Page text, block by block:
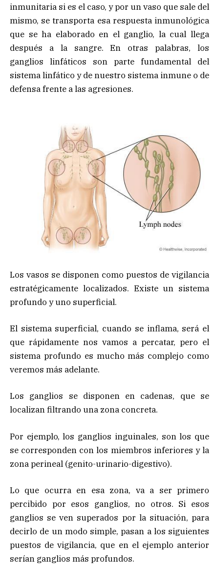
inmunitaria si es el caso, y por un vaso que sale del
mismo, se transporta esa respuesta inmunológica
que se ha elaborado en el ganglio, la cual llega
después a la sangre. En otras palabras, los
ganglios linfáticos son parte fundamental del
sistema linfático y de nuestro sistema inmune o de
defensa frente a las agresiones.
Los vasos se disponen como puestos de vigilancia
estratégicamente localizados. Existe un sistema
profundo y uno superficial.
El sistema superficial, cuando se inflama, será el
que rápidamente nos vamos a percatar, pero el
sistema profundo es mucho más complejo como
veremos más adelante.
Los ganglios se disponen en cadenas, que se
localizan filtrando una zona concreta.
Por ejemplo, los ganglios inguinales, son los que
se corresponden con los miembros inferiores y la
zona perineal (genito-urinario-digestivo).
Lo que ocurra en esa zona, va a ser primero
percibido por esos ganglios, no otros. Si esos
ganglios se ven superados por la situación, para
decirlo de un modo simple, pasan a los siguientes
puestos de vigilancia, que en el ejemplo anterior
serían ganglios más profundos.